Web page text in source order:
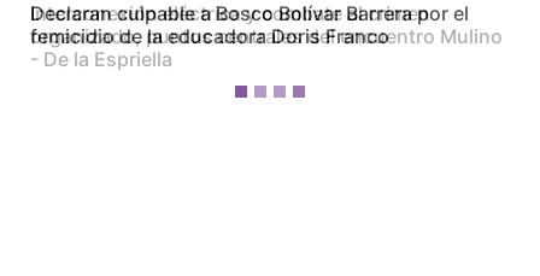
Interconexión eléctrica y combate al crimen
organizado, puntos centrales del encuentro Mulino
- De la Espriella